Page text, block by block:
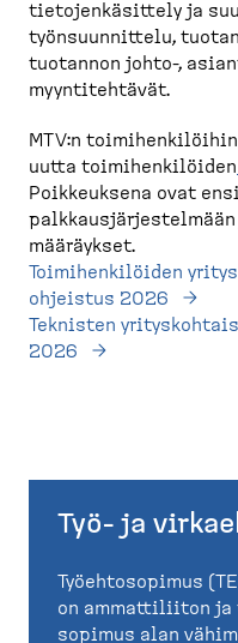
tietojenkäsittely ja
työnsuunnittelu,
tuotannon johto-,
myyntitehtävät.
MTV:n
uutta toimihenkilöiden
Poikkeuksena ovat
määräykset.
Toimihenkilöiden
ohjeistus 2026
Teknisten
2026
Työ- ja
Työehtosopimus
on ammattiliiton
sopimus alan